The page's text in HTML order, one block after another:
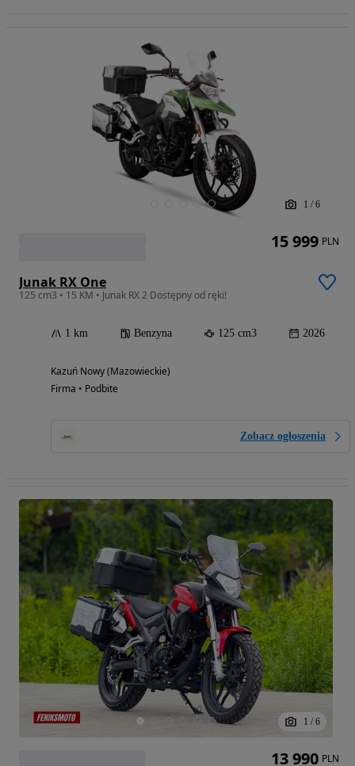
1 / 6
Junak RX One
125 cm3 • 15 KM • Junak RX 2 Dostępny od ręki!
1 km Benzyna 125 cm3 2026
Kazuń Nowy (Mazowieckie)
Firma • Podbite
Zobacz ogłoszenia
15 999 PLN
1 / 6
13 990 PLN